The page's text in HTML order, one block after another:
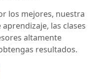
los mejores, nuestra
las clases
altamente
resultados.